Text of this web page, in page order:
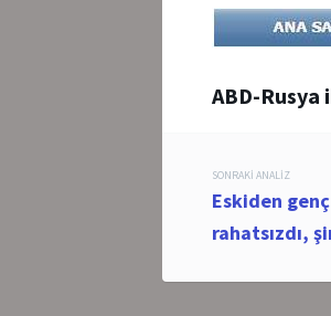
ABD-Rusya
Post
SONRAKI ANALIZ
Eskiden
rahatsızdı,